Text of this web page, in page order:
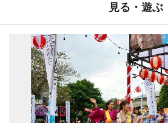
見る・遊ぶ